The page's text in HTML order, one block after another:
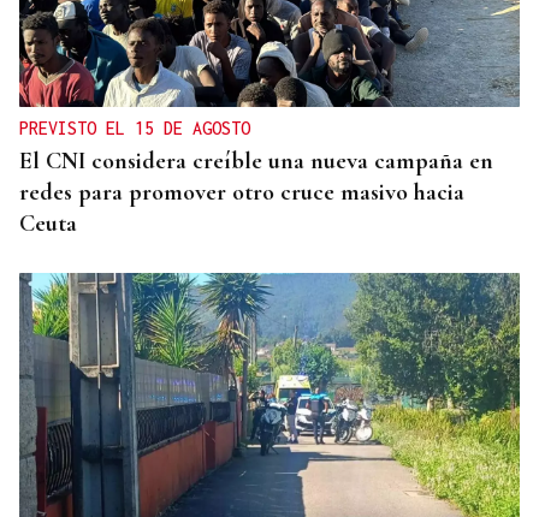
PREVISTO EL 15 DE AGOSTO
El CNI considera creíble una nueva campaña en
redes para promover otro cruce masivo hacia
Ceuta